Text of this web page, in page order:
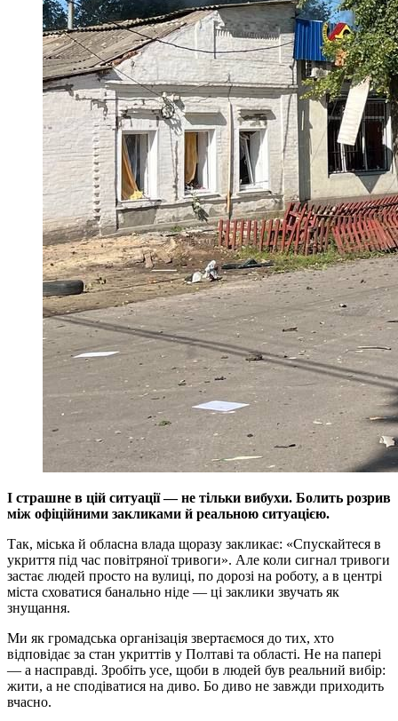
І страшне в цій ситуації — не тільки вибухи. Болить розрив
між офіційними закликами й реальною ситуацією.
Так, міська й обласна влада щоразу закликає: «Спускайтеся в
укриття під час повітряної тривоги». Але коли сигнал тривоги
застає людей просто на вулиці, по дорозі на роботу, а в центрі
міста сховатися банально ніде — ці заклики звучать як
знущання.
Ми як громадська організація звертаємося до тих, хто
відповідає за стан укриттів у Полтаві та області. Не на папері
— а насправді. Зробіть усе, щоби в людей був реальний вибір:
жити, а не сподіватися на диво. Бо диво не завжди приходить
вчасно.